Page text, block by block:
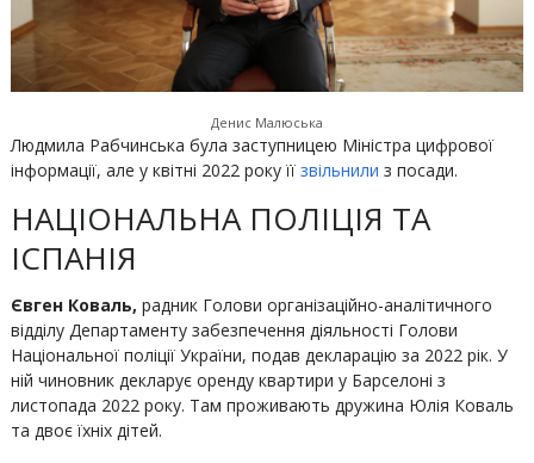
Денис Малюська
Людмила Рабчинська була заступницею Міністра цифрової
інформації, але у квітні 2022 року її звільнили з посади.
НАЦІОНАЛЬНА ПОЛІЦІЯ ТА
ІСПАНІЯ
Євген Коваль, радник Голови організаційно-аналітичного
відділу Департаменту забезпечення діяльності Голови
Національної поліції України, подав декларацію за 2022 рік. У
ній чиновник декларує оренду квартири у Барселоні з
листопада 2022 року. Там проживають дружина Юлія Коваль
та двоє їхніх дітей.